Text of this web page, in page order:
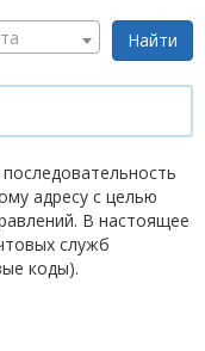
адресу с целью
В настоящее
служб
коды).